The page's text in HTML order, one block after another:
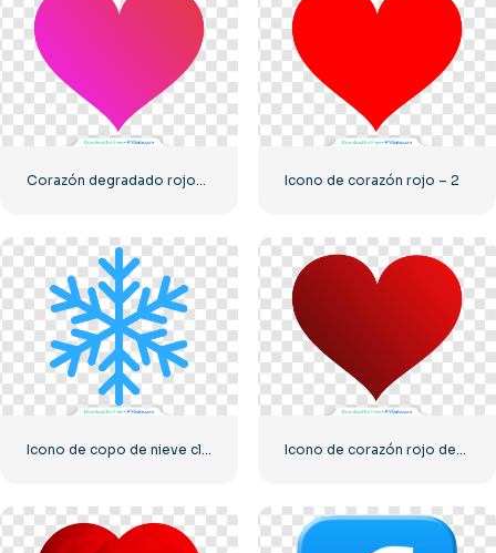
Icono de corazón rojo – 2
Icono de copo de nieve clásico azul Icono de corazón rojo degradado